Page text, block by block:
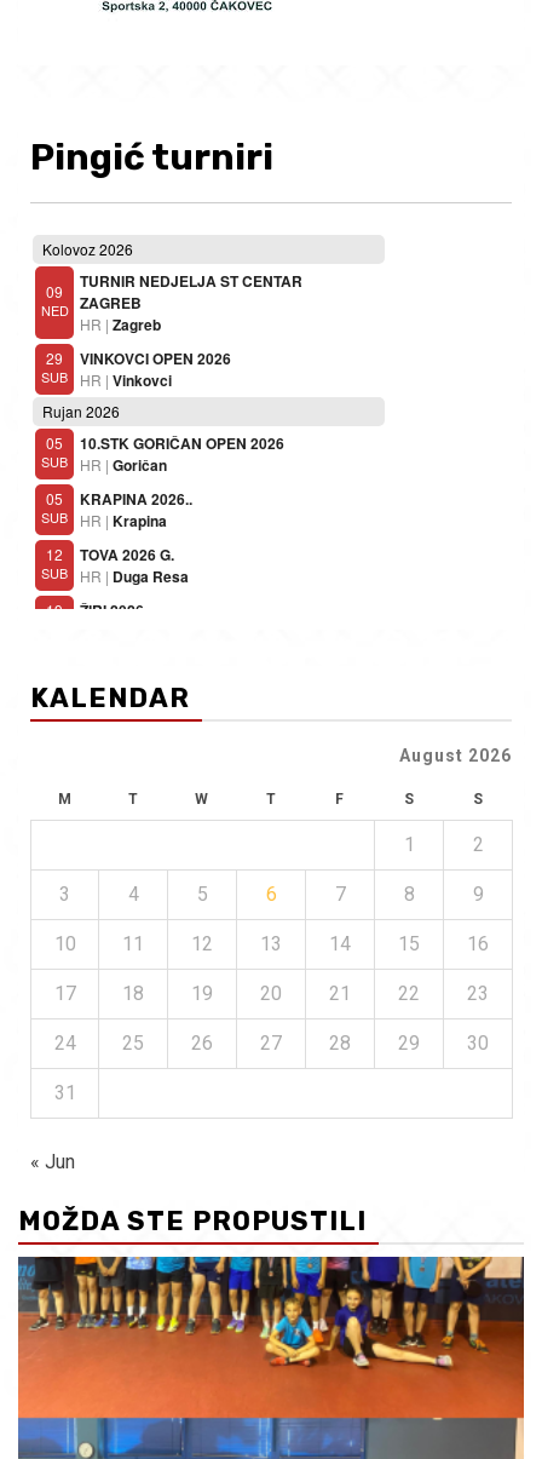
Pingić turniri
KALENDAR
August 2026
M T W T F S S
1 2
3 4 5 6 7 8 9
10 11 12 13 14 15 16
17 18 19 20 21 22 23
24 25 26 27 28 29 30
31
« Jun
MOŽDA STE PROPUSTILI